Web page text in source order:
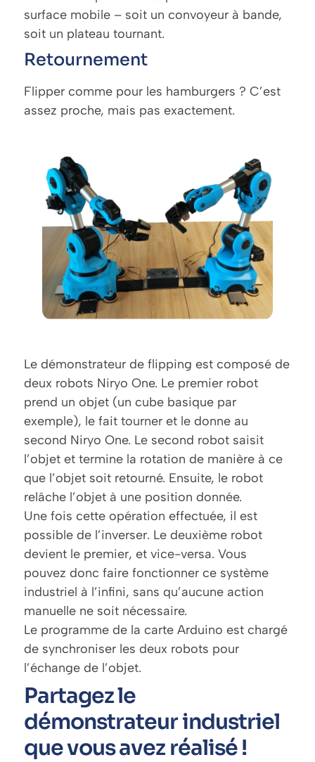
surface mobile – soit un convoyeur à bande,
soit un plateau tournant.
Retournement
Flipper comme pour les hamburgers ? C’est
assez proche, mais pas exactement.
Le démonstrateur de flipping est composé de
deux robots Niryo One. Le premier robot
prend un objet (un cube basique par
exemple), le fait tourner et le donne au
second Niryo One. Le second robot saisit
l’objet et termine la rotation de manière à ce
que l’objet soit retourné. Ensuite, le robot
relâche l’objet à une position donnée.
Une fois cette opération effectuée, il est
possible de l’inverser. Le deuxième robot
devient le premier, et vice-versa. Vous
pouvez donc faire fonctionner ce système
industriel à l’infini, sans qu’aucune action
manuelle ne soit nécessaire.
Le programme de la carte Arduino est chargé
de synchroniser les deux robots pour
l’échange de l’objet.
Partagez le
démonstrateur industriel
que vous avez réalisé !